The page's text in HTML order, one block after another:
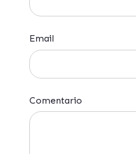
Email
Comentario